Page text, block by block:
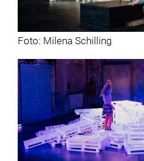
Foto: Milena Schilling